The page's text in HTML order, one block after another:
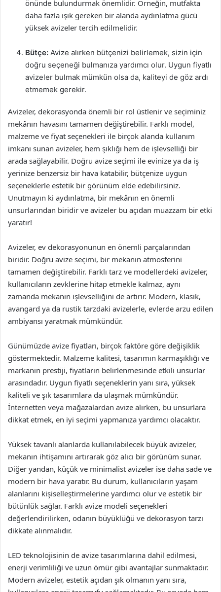
önünde bulundurmak önemlidir. Örneğin, mutfakta
daha fazla ışık gereken bir alanda aydınlatma gücü
yüksek avizeler tercih edilmelidir.
Bütçe: Avize alırken bütçenizi belirlemek, sizin için
doğru seçeneği bulmanıza yardımcı olur. Uygun fiyatlı
avizeler bulmak mümkün olsa da, kaliteyi de göz ardı
etmemek gerekir.
Avizeler, dekorasyonda önemli bir rol üstlenir ve seçiminiz
mekânın havasını tamamen değiştirebilir. Farklı model,
malzeme ve fiyat seçenekleri ile birçok alanda kullanım
imkanı sunan avizeler, hem şıklığı hem de işlevselliği bir
arada sağlayabilir. Doğru avize seçimi ile evinize ya da iş
yerinize benzersiz bir hava katabilir, bütçenize uygun
seçeneklerle estetik bir görünüm elde edebilirsiniz.
Unutmayın ki aydınlatma, bir mekânın en önemli
unsurlarından biridir ve avizeler bu açıdan muazzam bir etki
yaratır!
Avizeler, ev dekorasyonunun en önemli parçalarından
biridir. Doğru avize seçimi, bir mekanın atmosferini
tamamen değiştirebilir. Farklı tarz ve modellerdeki avizeler,
kullanıcıların zevklerine hitap etmekle kalmaz, aynı
zamanda mekanın işlevselliğini de artırır. Modern, klasik,
avangard ya da rustik tarzdaki avizelerle, evlerde arzu edilen
ambiyansı yaratmak mümkündür.
Günümüzde avize fiyatları, birçok faktöre göre değişiklik
göstermektedir. Malzeme kalitesi, tasarımın karmaşıklığı ve
markanın prestiji, fiyatların belirlenmesinde etkili unsurlar
arasındadır. Uygun fiyatlı seçeneklerin yanı sıra, yüksek
kaliteli ve şık tasarımlara da ulaşmak mümkündür.
İnternetten veya mağazalardan avize alırken, bu unsurlara
dikkat etmek, en iyi seçimi yapmanıza yardımcı olacaktır.
Yüksek tavanlı alanlarda kullanılabilecek büyük avizeler,
mekanın ihtişamını artırarak göz alıcı bir görünüm sunar.
Diğer yandan, küçük ve minimalist avizeler ise daha sade ve
modern bir hava yaratır. Bu durum, kullanıcıların yaşam
alanlarını kişiselleştirmelerine yardımcı olur ve estetik bir
bütünlük sağlar. Farklı avize modeli seçenekleri
değerlendirilirken, odanın büyüklüğü ve dekorasyon tarzı
dikkate alınmalıdır.
LED teknolojisinin de avize tasarımlarına dahil edilmesi,
enerji verimliliği ve uzun ömür gibi avantajlar sunmaktadır.
Modern avizeler, estetik açıdan şık olmanın yanı sıra,